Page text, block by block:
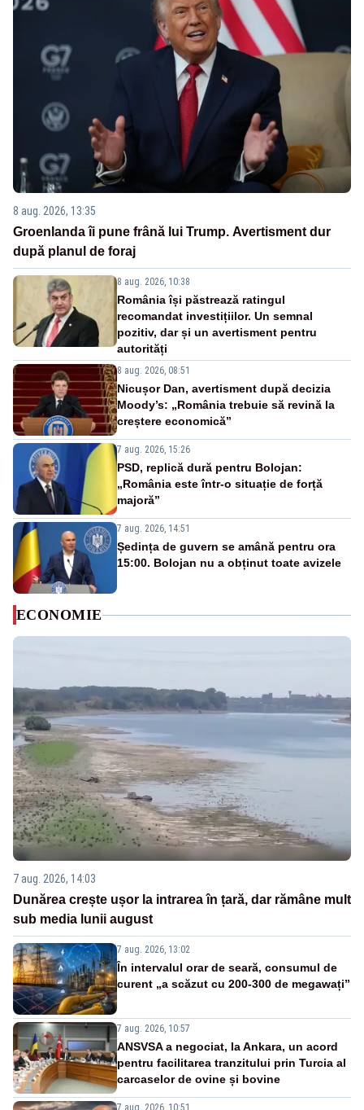
8 aug. 2026, 13:35
Groenlanda îi pune frână lui Trump. Avertisment dur
după planul de foraj
8 aug. 2026, 10:38
România își păstrează ratingul
recomandat investițiilor. Un semnal
pozitiv, dar și un avertisment pentru
autorități
8 aug. 2026, 08:51
Nicușor Dan, avertisment după decizia
Moody’s: „România trebuie să revină la
creștere economică”
7 aug. 2026, 15:26
PSD, replică dură pentru Bolojan:
„România este într-o situație de forță
majoră”
7 aug. 2026, 14:51
Ședința de guvern se amână pentru ora
15:00. Bolojan nu a obținut toate avizele
ECONOMIE
7 aug. 2026, 14:03
Dunărea crește ușor la intrarea în țară, dar rămâne mult
sub media lunii august
7 aug. 2026, 13:02
În intervalul orar de seară, consumul de
curent „a scăzut cu 200-300 de megawați”
7 aug. 2026, 10:57
ANSVSA a negociat, la Ankara, un acord
pentru facilitarea tranzitului prin Turcia al
carcaselor de ovine și bovine
7 aug. 2026, 10:51